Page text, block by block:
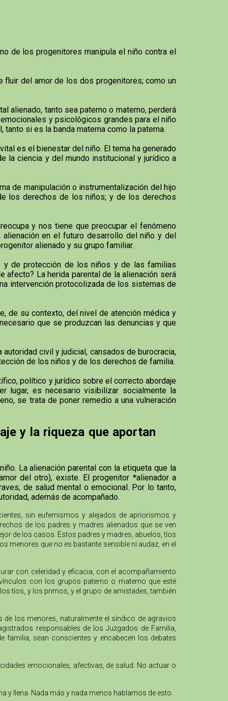
de los progenitores manipula el niño contra el
fluir del amor de los dos progenitores; como un
alienado, tanto sea paterno o materno, perderá
y psicológicos grandes para el niño
si es la banda materna como la paterna.
es el bienestar del niño. El tema ha generado
la ciencia y del mundo institucional y jurídico a
de manipulación o instrumentalización del hijo
los derechos de los niños; y de los derechos
y nos tiene que preocupar el fenómeno
en el futuro desarrollo del niño y del
alienado y su grupo familiar.
y de protección de los niños y de las familias
afecto? La herida parental de la alienación será
intervención protocolizada de los sistemas de
de su contexto, del nivel de atención médica y
que se produzcan las denuncias y que
civil y judicial, cansados de burocracia,
de los niños y de los derechos de familia.
político y jurídico sobre el correcto abordaje
lugar, es necesario visibilizar socialmente la
se trata de poner remedio a una vulneración
y la riqueza que aportan
La alienación parental con la etiqueta que la
del otro), existe. El progenitor *alienador a
de salud mental o emocional. Por lo tanto,
además de acompañado.
sin eufemismos y alejados de apriorismos y
de los padres y madres alienados que se ven
de los casos. Estos padres y madres, abuelos, tíos
menores que no es bastante sensible ni audaz, en el
con celeridad y eficacia, con el acompañamiento
con los grupos paterno o materno que esté
tíos, y los primos, y el grupo de amistades, también
de los menores, naturalmente el síndico de agravios
responsables de los Juzgados de Familia,
sean conscientes y encabecen los debates
emocionales, afectivas, de salud. No actuar o
y llena. Nada más y nada menos hablamos de esto.